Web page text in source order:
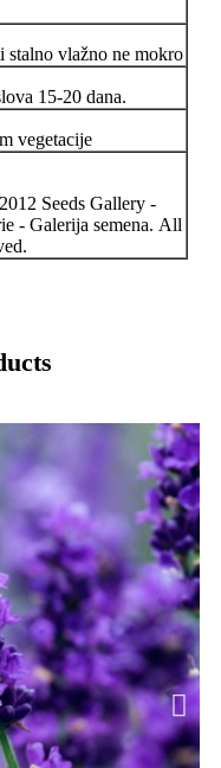
stalno vlažno ne mokro
15-20 dana.
vegetacije
Seeds Gallery -
- Galerija semena. All